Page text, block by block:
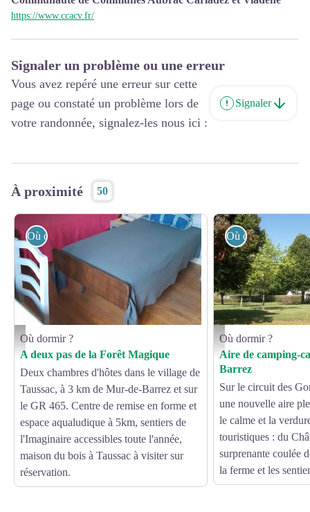
https://www.ccacv.fr/
Signaler un problème ou une erreur
Vous avez repéré une erreur sur cette
page ou constaté un problème lors de
votre randonnée, signalez-les nous ici :
Signaler
À proximité 50
Solange Venzat
Où dormir ?
Où dormir ?
A deux pas de la Forêt Magique
Deux chambres d'hôtes dans le village de
Taussac, à 3 km de Mur-de-Barrez et sur
le GR 465. Centre de remise en forme et
espace aqualudique à 5km, sentiers de
l'Imaginaire accessibles toute l'année,
maison du bois à Taussac à visiter sur
réservation.
Aire de camping-car de
Où dormir ?
Où dormir ?
Aire de camping-
Barrez
Sur le circuit des
une nouvelle aire
le calme et la
touristiques : du
surprenante coulée
la ferme et les